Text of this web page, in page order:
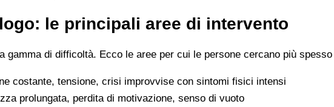
le principali aree di intervento
gamma di difficoltà. Ecco le aree per cui le persone cercano più
costante, tensione, crisi improvvise con sintomi fisici intensi
prolungata, perdita di motivazione, senso di vuoto